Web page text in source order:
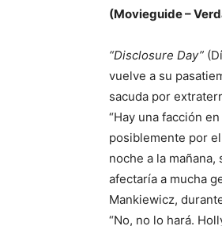
(Movieguide –
“Disclosure Day”
vuelve a su
sacuda por
“Hay una facción
posiblemente por
noche a la mañana,
afectaría a mucha
Mankiewicz,
“No, no lo hará.